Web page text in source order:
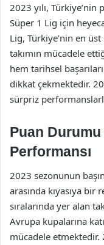
2023 yılı,
Süper 1 Lig için
Lig, Türkiye’nin en
takımın mücadele
hem tarihsel
dikkat çekmektedir.
sürpriz
Puan Durumu
Performansı
2023 sezonunun
arasında kıyasıya bir
sıralarında yer alan
Avrupa kupalarına
mücadele etmektedir.